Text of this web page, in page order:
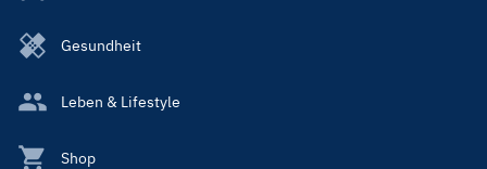
Gesundheit
Leben & Lifestyle
Shop